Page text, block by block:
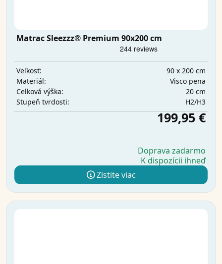
Matrac Sleezzz® Premium 90x200 cm
Veľkosť:
90 x 200 cm
Materiál:
Visco pena
Celková výška:
20 cm
Stupeň tvrdosti:
H2/H3
199,95 €
Doprava zadarmo
K dispozícii ihneď
Zistite viac